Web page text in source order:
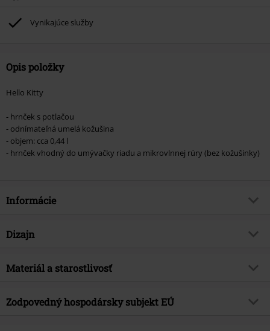
Vynikajúce služby
Opis položky
Hello Kitty
- hrnček s potlačou
- odnímateľná umelá kožušina
- objem: cca 0,44 l
- hrnček vhodný do umývačky riadu a mikrovlnnej rúry (bez kožušinky)
Informácie
Tovar č.
Brand
Licencia
oficiálne licencovaný produkt
Dizajn
Typ výrobku
Materiál a starostlivosť
Vrchný materiál
Keramika
Zodpovedný hospodársky subjekt EÚ